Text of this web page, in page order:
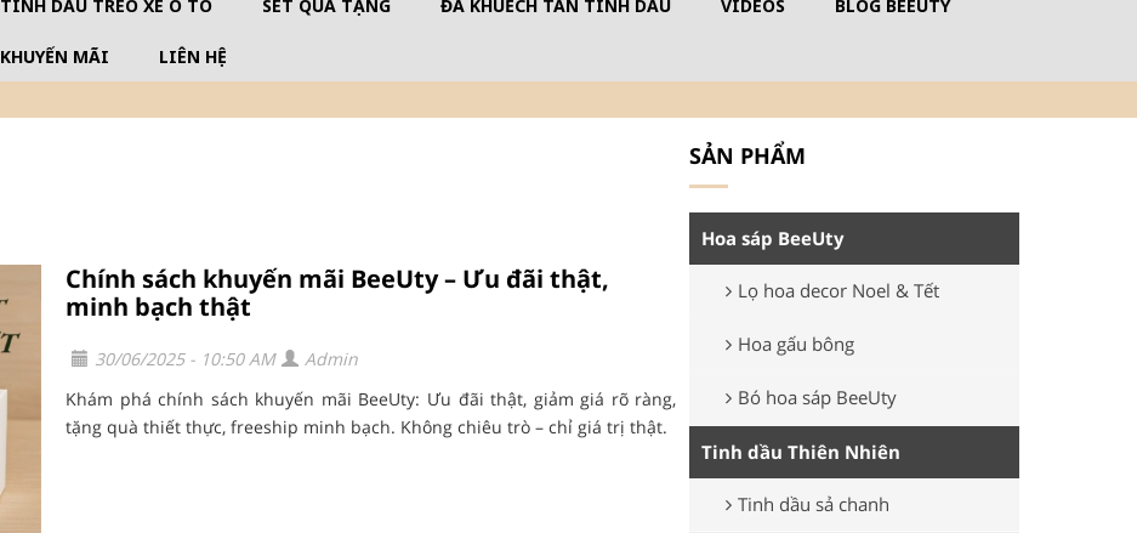
TINH DẦU TREO XE Ô TÔ SET QUÀ TẶNG ĐÁ KHUẾCH TÁN TINH DẦU VIDEOS BLOG BEEUTY
KHUYẾN MÃI LIÊN HỆ
Chính sách khuyến mãi BeeUty – Ưu đãi thật,
minh bạch thật
30/06/2025 - 10:50 AM
Admin
Khám phá chính sách khuyến mãi BeeUty: Ưu đãi thật, giảm giá rõ ràng,
tặng quà thiết thực, freeship minh bạch. Không chiêu trò – chỉ giá trị thật.
SẢN PHẨM
Hoa sáp BeeUty
Lọ hoa decor Noel & Tết
Hoa gấu bông
Bó hoa sáp BeeUty
Tinh dầu Thiên Nhiên
Tinh dầu sả chanh